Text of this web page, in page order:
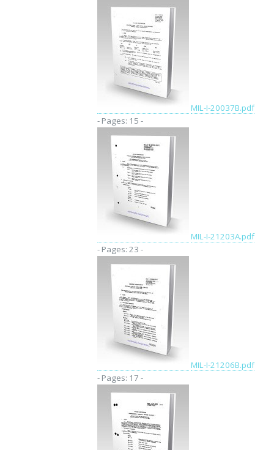
MIL-I-20037B.pdf
- Pages: 15 -
MIL-I-21203A.pdf
- Pages: 23 -
MIL-I-21206B.pdf
- Pages: 17 -